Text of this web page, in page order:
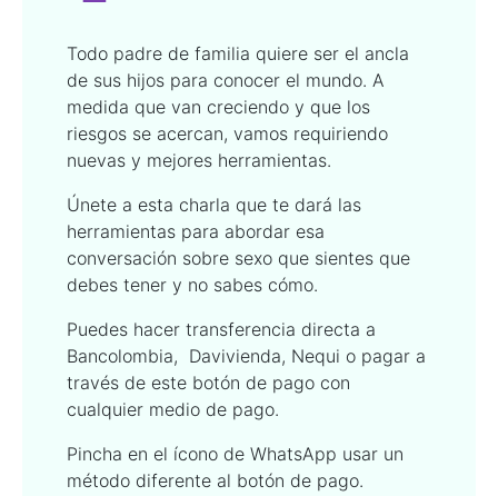
Todo padre de familia quiere ser el ancla
de sus hijos para conocer el mundo. A
medida que van creciendo y que los
riesgos se acercan, vamos requiriendo
nuevas y mejores herramientas.
Únete a esta charla que te dará las
herramientas para abordar esa
conversación sobre sexo que sientes que
debes tener y no sabes cómo.
Puedes hacer transferencia directa a
Bancolombia, Davivienda, Nequi o pagar a
través de este botón de pago con
cualquier medio de pago.
Pincha en el ícono de WhatsApp usar un
método diferente al botón de pago.